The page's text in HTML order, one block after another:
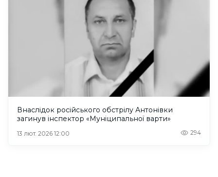
Внаслідок російського обстрілу Антонівки
загинув інспектор «Муніципальної варти»
13 лют. 2026 12:00 294